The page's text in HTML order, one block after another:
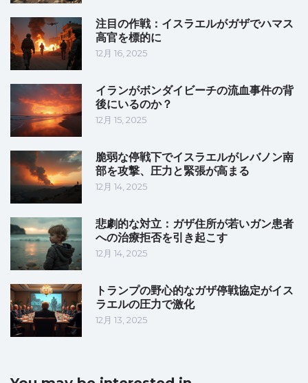
注目の作戦：イスラエルがガザでハマス
高官を標的に
12月 16, 2025
イランがボンダイビーチの流血事件の背
後にいるのか？
12月 15, 2025
脆弱な停戦下でイスラエルがレバノン南
部を攻撃、圧力と緊張が高まる
12月 14, 2025
悲劇的な対立：ガザ住所が若いガン患者
への治療拒否を引き起こす
12月 14, 2025
トランプの野心的なガザ停戦協定がイス
ラエルの圧力で激化
12月 13, 2025